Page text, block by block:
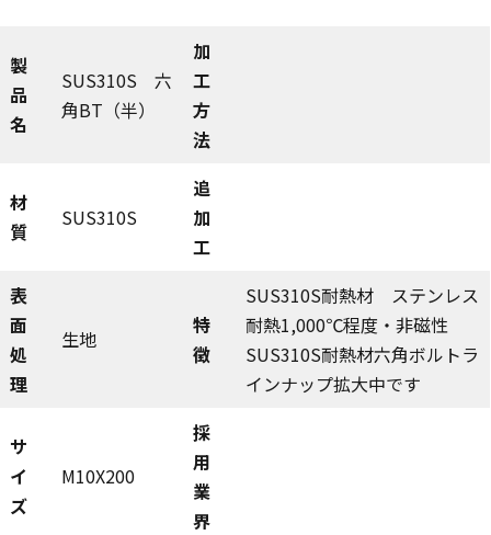
製
品
名
SUS310S 六
角BT（半）
加
工
方
法
材
質
SUS310S
追
加
工
表
面
処
理
生地
特
徴
SUS310S耐熱材 ステンレス
耐熱1,000℃程度・非磁性
SUS310S耐熱材六角ボルトラ
インナップ拡大中です
サ
イ
ズ
M10X200
採
用
業
界